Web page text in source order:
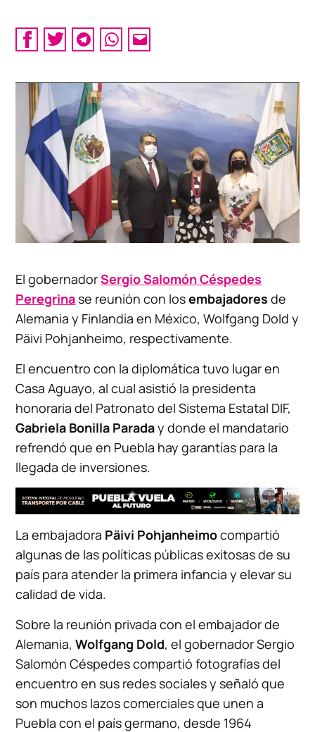
El gobernadorSergio Salomón Céspedes
Peregrinase reunión con losembajadoresde
Alemania y Finlandia en México, Wolfgang Dold y
Päivi Pohjanheimo, respectivamente.
El encuentro con la diplomática tuvo lugar en
Casa Aguayo, al cual asistió la presidenta
honoraria del Patronato del Sistema Estatal DIF,
Gabriela Bonilla Paraday donde el mandatario
refrendó que en Puebla hay garantías para la
llegada de inversiones.
La embajadora Päivi Pohjanheimocompartió
algunas de las políticas públicas exitosas de su
país para atender la primera infancia y elevar su
calidad de vida.
Sobre la reunión privada con el embajador de
Alemania,Wolfgang Dold, el gobernador Sergio
Salomón Céspedes compartió fotografías del
encuentro en sus redes sociales y señaló que
son muchos lazos comerciales que unen a
Puebla con el país germano, desde 1964